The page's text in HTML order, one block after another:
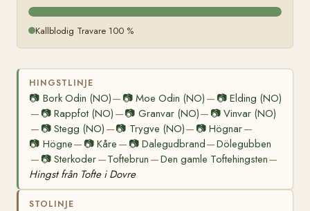
Kallblodig Travare 100 %
HINGSTLINJE
📷 Bork Odin (NO)— 📷Moe Odin (NO) — 📷 Elding (NO)
— 📷Rappfot (NO) —📷 Granvar (NO)— 📷Vinvar (NO)
— 📷Stegg (NO) —📷 Trygve (NO)— 📷Högnar—
📷 Högne— 📷Kåre — 📷 Dalegudbrand—Dölegubben
— 📷Sterkoder—Toftebrun —Den gamle Toftehingsten—
Hingst från Tofte i Dovre
STOLINJE